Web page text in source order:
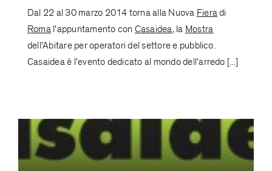
Dal 22 al 30 marzo 2014 torna alla Nuova Fieradi
Romal'appuntamento con Casaidea, la Mostra
dell'Abitare per operatori del settore e pubblico.
Casaidea è l'evento dedicato al mondo dell'arredo [...]